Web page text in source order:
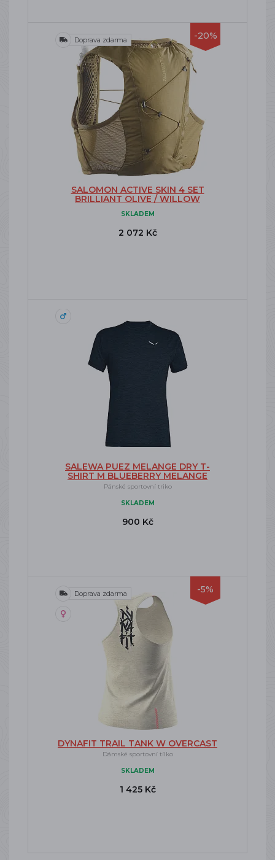
-20%
Doprava zdarma
SALOMON ACTIVE SKIN 4 SET
BRILLIANT OLIVE / WILLOW
SKLADEM
2 072 Kč
SALEWA PUEZ MELANGE DRY T-
SHIRT M BLUEBERRY MELANGE
Pánské sportovní triko
SKLADEM
900 Kč
-5%
Doprava zdarma
DYNAFIT TRAIL TANK W OVERCAST
Dámské sportovní tílko
SKLADEM
1 425 Kč